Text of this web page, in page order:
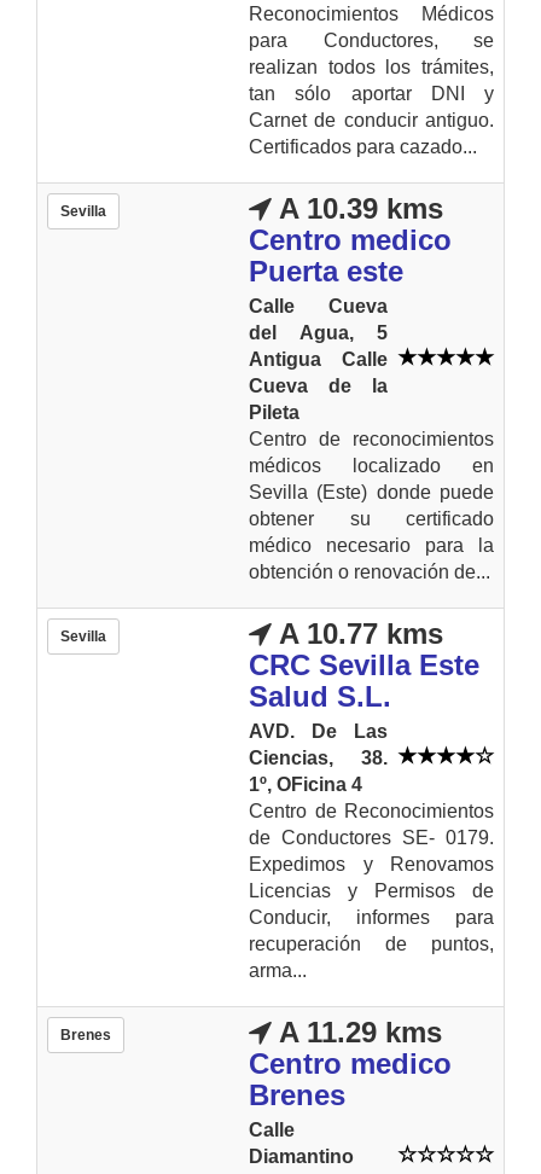
Reconocimientos Médicos
para Conductores, se
realizan todos los trámites,
tan sólo aportar DNI y
Carnet de conducir antiguo.
Certificados para cazado...
Sevilla
A 10.39 kms
Centro medico
Puerta este
Calle Cueva
del Agua, 5
Antigua Calle
Cueva de la
Pileta
Centro de reconocimientos
médicos localizado en
Sevilla (Este) donde puede
obtener su certificado
médico necesario para la
obtención o renovación de...
Sevilla
A 10.77 kms
CRC Sevilla Este
Salud S.L.
AVD. De Las
Ciencias, 38.
1º, OFicina 4
Centro de Reconocimientos
de Conductores SE- 0179.
Expedimos y Renovamos
Licencias y Permisos de
Conducir, informes para
recuperación de puntos,
arma...
Brenes
A 11.29 kms
Centro medico
Brenes
Calle
Diamantino